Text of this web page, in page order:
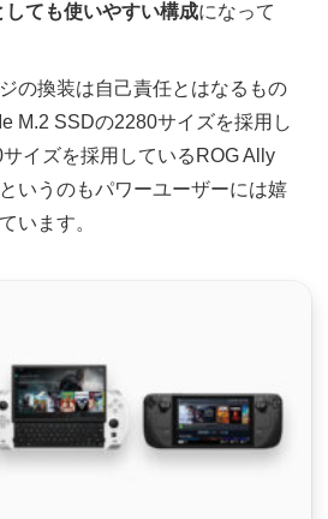
ても使いやすい構成になって
の換装は自己責任とはなるもの
M.2 SSDの2280サイズを採用し
イズを採用しているROG Ally
いうのもパワーユーザーには嬉
います。